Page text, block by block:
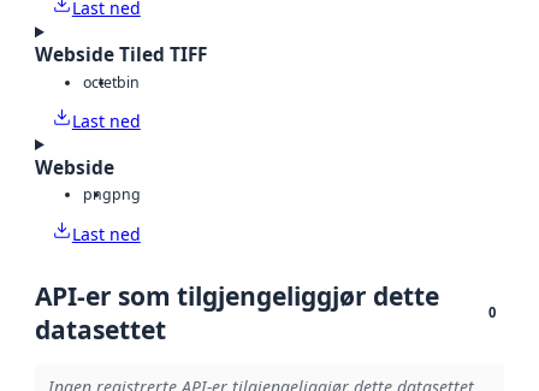
Last ned
Webside Tiled TIFF
octetbin
Last ned
Webside
pngpng
Last ned
API-er som tilgjengeliggjør dette
datasettet
0